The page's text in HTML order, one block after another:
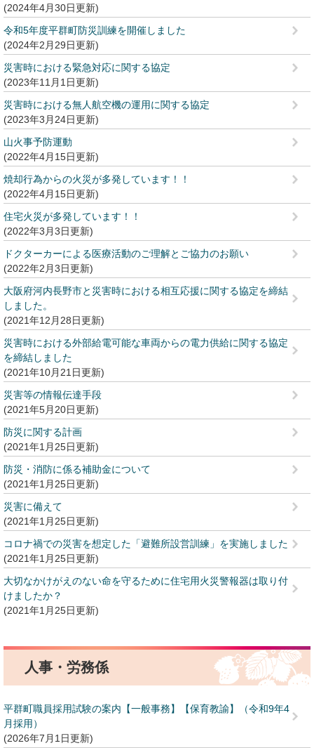
2024年4月30日更新
令和5年度平群町防災訓練を開催しました
2024年2月29日更新
災害時における緊急対応に関する協定
2023年11月1日更新
災害時における無人航空機の運用に関する協定
2023年3月24日更新
山火事予防運動
2022年4月15日更新
焼却行為からの火災が多発しています！！
2022年4月15日更新
住宅火災が多発しています！！
2022年3月3日更新
ドクターカーによる医療活動のご理解とご協力のお願い
2022年2月3日更新
大阪府河内長野市と災害時における相互応援に関する協定を締結
しました。
2021年12月28日更新
災害時における外部給電可能な車両からの電力供給に関する協定
を締結しました
2021年10月21日更新
災害等の情報伝達手段
2021年5月20日更新
防災に関する計画
2021年1月25日更新
防災・消防に係る補助金について
2021年1月25日更新
災害に備えて
2021年1月25日更新
コロナ禍での災害を想定した「避難所設営訓練」を実施しました
2021年1月25日更新
大切なかけがえのない命を守るために住宅用火災警報器は取り付
けましたか？
2021年1月25日更新
人事・労務係
平群町職員採用試験の案内【一般事務】【保育教諭】（令和9年4
月採用）
2026年7月1日更新